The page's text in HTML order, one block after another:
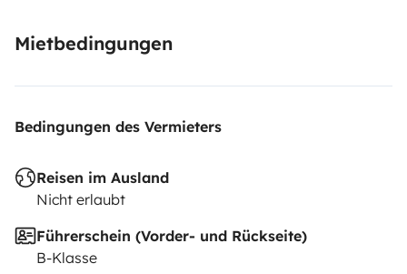
Mietbedingungen
Bedingungen des Vermieters
Reisen im Ausland
Nicht erlaubt
Führerschein (Vorder- und Rückseite)
B-Klasse